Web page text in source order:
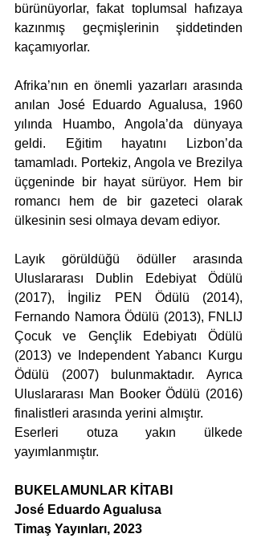
bürünüyorlar, fakat toplumsal hafızaya
kazınmış geçmişlerinin şiddetinden
kaçamıyorlar.
Afrika’nın en önemli yazarları arasında
anılan José Eduardo Agualusa, 1960
yılında Huambo, Angola’da dünyaya
geldi. Eğitim hayatını Lizbon’da
tamamladı. Portekiz, Angola ve Brezilya
üçgeninde bir hayat sürüyor. Hem bir
romancı hem de bir gazeteci olarak
ülkesinin sesi olmaya devam ediyor.
Layık görüldüğü ödüller arasında
Uluslararası Dublin Edebiyat Ödülü
(2017), İngiliz PEN Ödülü (2014),
Fernando Namora Ödülü (2013), FNLIJ
Çocuk ve Gençlik Edebiyatı Ödülü
(2013) ve Independent Yabancı Kurgu
Ödülü (2007) bulunmaktadır. Ayrıca
Uluslararası Man Booker Ödülü (2016)
finalistleri arasında yerini almıştır.
Eserleri otuza yakın ülkede
yayımlanmıştır.
BUKELAMUNLAR KİTABI
José Eduardo Agualusa
Timaş Yayınları, 2023